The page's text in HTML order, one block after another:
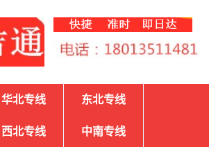
华北专线 东北专线
西北专线 中南专线